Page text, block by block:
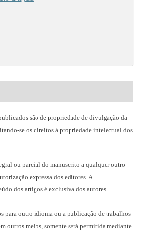
são de propriedade de divulgação da
se os direitos à propriedade intelectual dos
ou parcial do manuscrito a qualquer outro
expressa dos editores. A
dos artigos é exclusiva dos autores.
para outro idioma ou a publicação de trabalhos
outros meios, somente será permitida mediante